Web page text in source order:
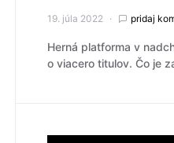
19. júla 2022 pridaj
Herná platforma v
o viacero titulov. Čo je